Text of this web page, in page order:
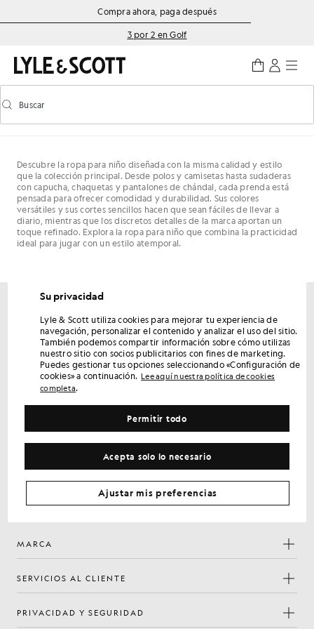
Saltar al contenido principal
Información de accesibilidadCompra ahora, paga después
3 por 2 en Golf
Activar/desactivar la búsqueda predictiva
Buscar
Descubre la ropa para niño diseñada con la misma calidad y estilo
que la colección principal. Desde polos y camisetas hasta sudaderas
con capucha, chaquetas y pantalones de chándal, cada prenda está
pensada para ofrecer comodidad y durabilidad. Sus colores
versátiles y sus cortes sencillos hacen que sean fáciles de llevar a
diario, mientras que los discretos detalles de la marca aportan un
toque refinado. Explora la ropa para niño que combina la practicidad
ideal para jugar con un estilo atemporal.
Consigue un 15 % de descuento en tu primer
pedido
Regístrate para disfrutar de ofertas exclusivas para socios,
acceso anticipado y recompensas.
Dirección de correo electrónico
Al registrarte, confirmas que has leído y aceptas nuestraPolítica de
privacidad
Preferencias de cookies
Facebook
Instagram
YouTube
TikTok
MARCA
SERVICIOS AL CLIENTE
PRIVACIDAD Y SEGURIDAD
Su privacidad
Lyle & Scott utiliza cookies para mejorar tu experiencia de
navegación, personalizar el contenido y analizar el uso del sitio.
También podemos compartir información sobre cómo utilizas
nuestro sitio con socios publicitarios con fines de marketing.
Puedes gestionar tus opciones seleccionando «Configuración de
cookies» a continuación. Lee aquí nuestra política de cookies
completa.
Acepta solo lo necesario
Permitir todo
Ajustar mis preferencias